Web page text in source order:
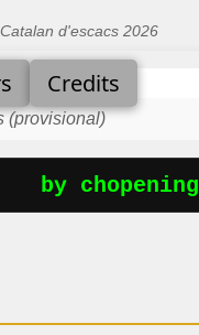
d'escacs 2026
Credits
(provisional)
by